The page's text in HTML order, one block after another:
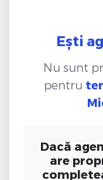
Ești
Nu sunt
pentru
Dacă
are